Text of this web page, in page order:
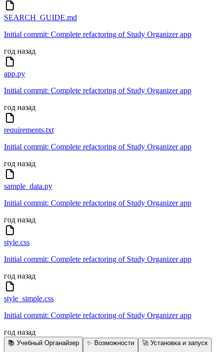
SEARCH_GUIDE.md
Initial commit: Complete refactoring of Study Organizer app
год назад
app.py
Initial commit: Complete refactoring of Study Organizer app
год назад
requirements.txt
Initial commit: Complete refactoring of Study Organizer app
год назад
sample_data.py
Initial commit: Complete refactoring of Study Organizer app
год назад
style.css
Initial commit: Complete refactoring of Study Organizer app
год назад
style_simple.css
Initial commit: Complete refactoring of Study Organizer app
год назад
📚 Учебный Органайзер ✨ Возможности 🚀 Установка и запуск